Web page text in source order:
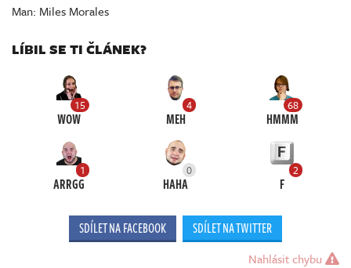
Man: Miles Morales
LÍBIL SE TI ČLÁNEK?
15
WOW
4
MEH
68
HMMM
1
ARRGG
0
HAHA
2
F
SDÍLET NA FACEBOOK SDÍLET NA TWITTER
Nahlásit chybu